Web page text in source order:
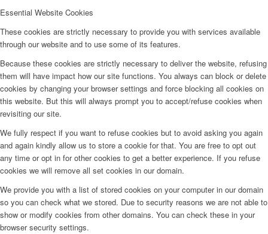
Essential Website Cookies
These cookies are strictly necessary to provide you with services available
through our website and to use some of its features.
Because these cookies are strictly necessary to deliver the website, refusing
them will have impact how our site functions. You always can block or delete
cookies by changing your browser settings and force blocking all cookies on
this website. But this will always prompt you to accept/refuse cookies when
revisiting our site.
We fully respect if you want to refuse cookies but to avoid asking you again
and again kindly allow us to store a cookie for that. You are free to opt out
any time or opt in for other cookies to get a better experience. If you refuse
cookies we will remove all set cookies in our domain.
We provide you with a list of stored cookies on your computer in our domain
so you can check what we stored. Due to security reasons we are not able to
show or modify cookies from other domains. You can check these in your
browser security settings.